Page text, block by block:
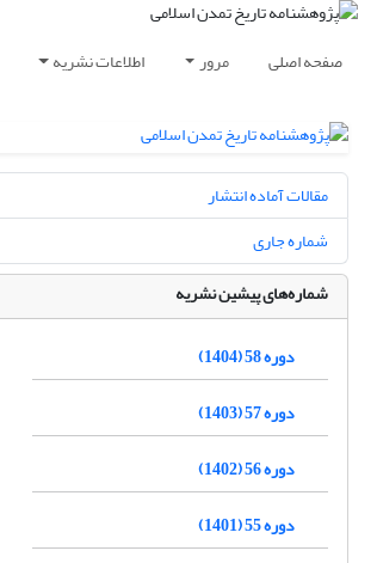
صفحه اصلی مرور اطلاعات نشریه
مقالات آماده انتشار
شماره جاری
شماره‌های پیشین نشریه
دوره 58 (1404)
دوره 57 (1403)
دوره 56 (1402)
دوره 55 (1401)